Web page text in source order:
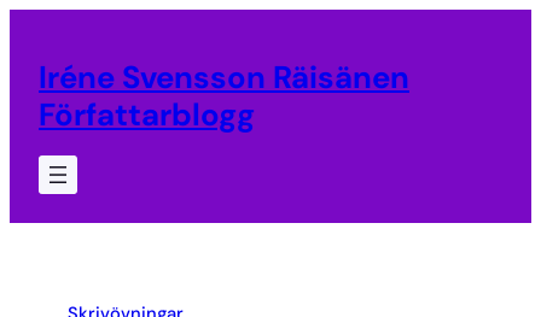
innehåll
Iréne Svensson Räisänen
Författarblogg